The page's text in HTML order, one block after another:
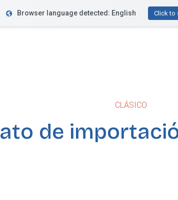
Funcionalidades Recursos
Browser language detected: English Click to
CLÁSICO
de